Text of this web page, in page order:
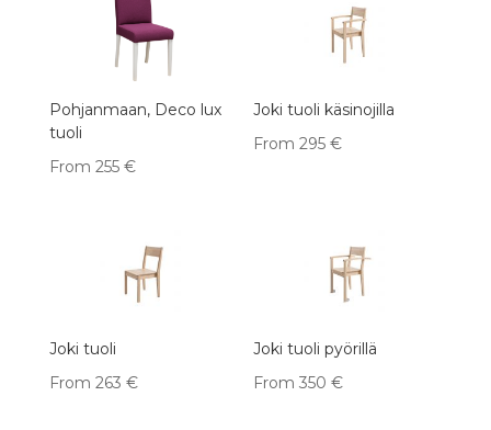
Pohjanmaan, Deco lux
tuoli
From 255 €
Joki tuoli käsinojilla
From 295€
Joki tuoli
From 263 €
Joki tuoli pyörillä
From 350€